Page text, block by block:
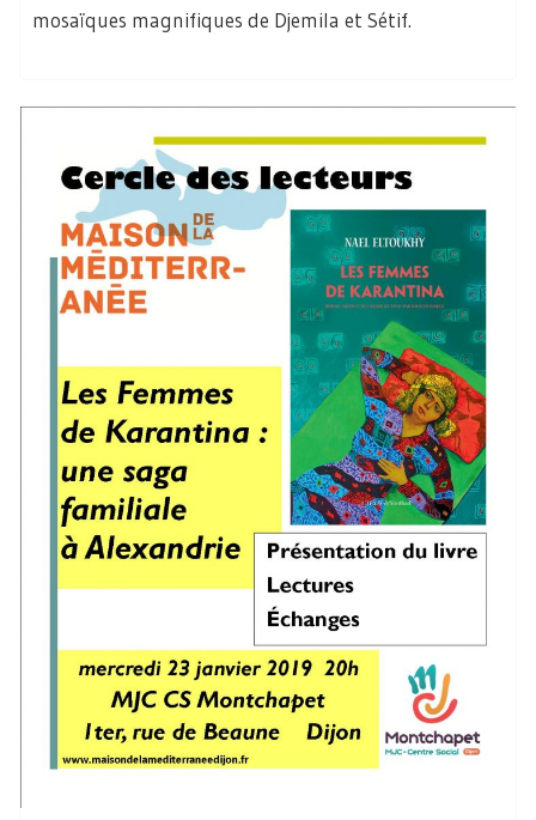
mosaïques magnifiques de Djemila et Sétif.